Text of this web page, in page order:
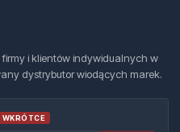
firmy i klientów indywidualnych w
dystrybutor wiodących marek.
WKRÓTCE